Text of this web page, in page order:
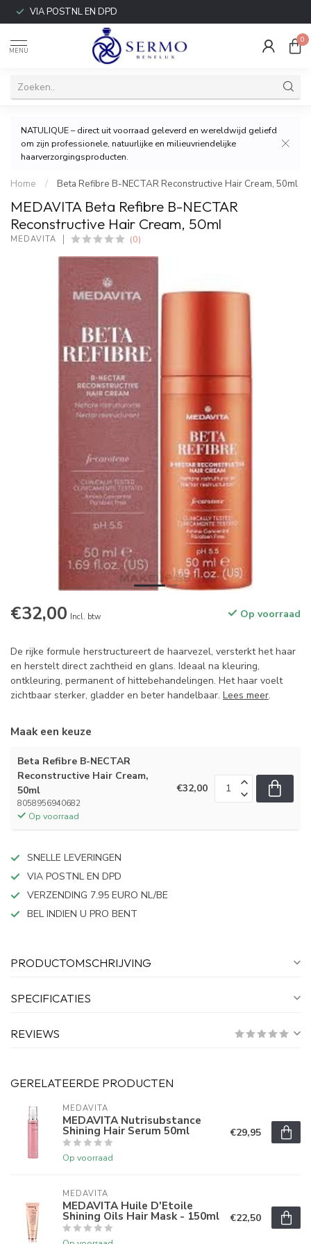
VIA POSTNL EN DPD
MENU
0
NATULIQUE – direct uit voorraad geleverd en wereldwijd geliefd
om zijn professionele, natuurlijke en milieuvriendelijke
haarverzorgingsproducten.
Home / Beta Refibre B-NECTAR Reconstructive Hair Cream, 50ml
MEDAVITA Beta Refibre B-NECTAR
Reconstructive Hair Cream, 50ml
MEDAVITA (0)
€32,00 Incl. btw Op voorraad
De rijke formule herstructureert de haarvezel, versterkt het haar
en herstelt direct zachtheid en glans. Ideaal na kleuring,
ontkleuring, permanent of hittebehandelingen. Het haar voelt
zichtbaar sterker, gladder en beter handelbaar. Lees meer.
Maak een keuze
Beta Refibre B-NECTAR
Reconstructive Hair Cream,
50ml
8058956940682
Op voorraad
€32,00
SNELLE LEVERINGEN
VIA POSTNL EN DPD
VERZENDING 7.95 EURO NL/BE
BEL INDIEN U PRO BENT
PRODUCTOMSCHRIJVING
SPECIFICATIES
REVIEWS
GERELATEERDE PRODUCTEN
MEDAVITA
MEDAVITA Nutrisubstance
Shining Hair Serum 50ml
Op voorraad
€29,95
MEDAVITA
MEDAVITA Huile D'Etoile
Shining Oils Hair Mask - 150ml €22,50